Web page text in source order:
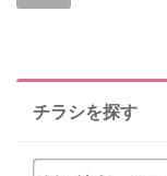
チラシを探す